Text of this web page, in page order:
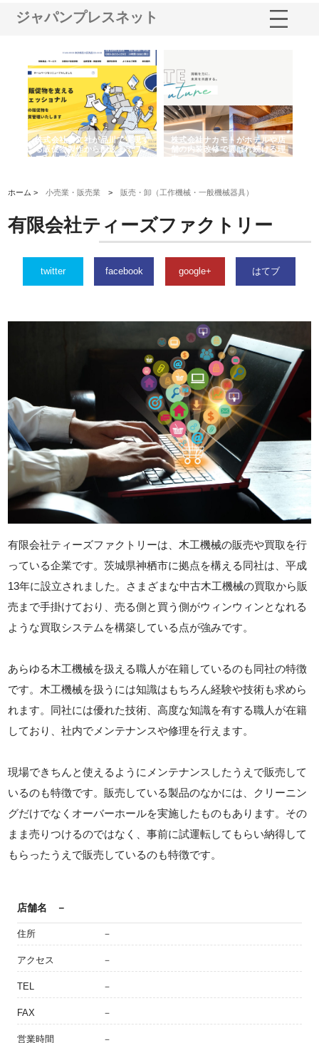
ジャパンプレスネット
株式会社耕文社が品川で実現す
る販促物製作から配送までワン
ストップ対応
株式会社ナカモトがホテルや店
舗の内装改修で選ばれ続ける理
由
ホーム >小売業・販売業 > 販売・卸（工作機械・一般機械器具）
有限会社ティーズファクトリー
twitter facebook google+ はてブ
有限会社ティーズファクトリーは、木工機械の販売や買取を行
っている企業です。茨城県神栖市に拠点を構える同社は、平成
13年に設立されました。さまざまな中古木工機械の買取から販
売まで手掛けており、売る側と買う側がウィンウィンとなれる
ような買取システムを構築している点が強みです。
あらゆる木工機械を扱える職人が在籍しているのも同社の特徴
です。木工機械を扱うには知識はもちろん経験や技術も求めら
れます。同社には優れた技術、高度な知識を有する職人が在籍
しており、社内でメンテナンスや修理を行えます。
現場できちんと使えるようにメンテナンスしたうえで販売して
いるのも特徴です。販売している製品のなかには、クリーニン
グだけでなくオーバーホールを実施したものもあります。その
まま売りつけるのではなく、事前に試運転してもらい納得して
もらったうえで販売しているのも特徴です。
店舗名 －
住所 －
アクセス －
TEL －
FAX －
営業時間 －